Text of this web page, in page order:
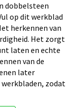
dobbelsteen
op dit werkblad
herkennen van
Het zorgt
laten en echte
van de
later
zodat